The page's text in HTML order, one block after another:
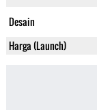
Desain
Harga (Launch)